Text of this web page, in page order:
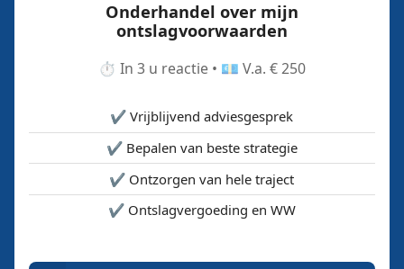
Onderhandel over mijn
ontslagvoorwaarden
⏱️ In 3 u reactie • 💶 V.a. € 250
✔️ Vrijblijvend adviesgesprek
✔️ Bepalen van beste strategie
✔️ Ontzorgen van hele traject
✔️ Ontslagvergoeding en WW